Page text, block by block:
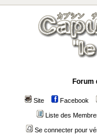
Forum
Site Facebook
Liste des
Se connecter pour